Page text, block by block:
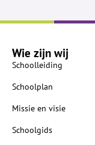
Wie zijn wij
Schoolleiding
Schoolplan
Missie en visie
Schoolgids